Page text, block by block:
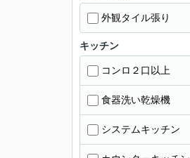
外観タイル張り
キッチン
コンロ２口以上
食器洗い乾燥機
システムキッチン